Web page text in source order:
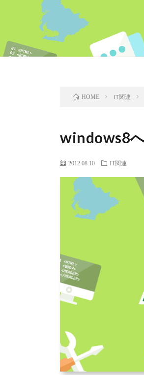
HOME IT関連
windows8
2012.08.10 IT関連